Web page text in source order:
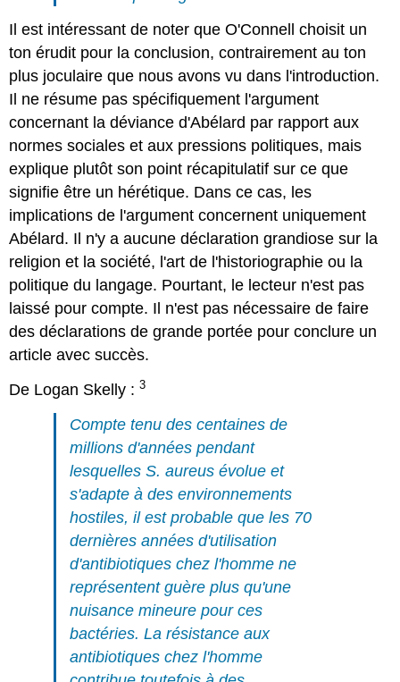
Il est intéressant de noter que O'Connell choisit un
ton érudit pour la conclusion, contrairement au ton
plus joculaire que nous avons vu dans l'introduction.
Il ne résume pas spécifiquement l'argument
concernant la déviance d'Abélard par rapport aux
normes sociales et aux pressions politiques, mais
explique plutôt son point récapitulatif sur ce que
signifie être un hérétique. Dans ce cas, les
implications de l'argument concernent uniquement
Abélard. Il n'y a aucune déclaration grandiose sur la
religion et la société, l'art de l'historiographie ou la
politique du langage. Pourtant, le lecteur n'est pas
laissé pour compte. Il n'est pas nécessaire de faire
des déclarations de grande portée pour conclure un
article avec succès.
De Logan Skelly :3
Compte tenu des centaines de
millions d'années pendant
lesquellesS. aureus évolue et
s'adapte à des environnements
hostiles, il est probable que les 70
dernières années d'utilisation
d'antibiotiques chez l'homme ne
représentent guère plus qu'une
nuisance mineure pour ces
bactéries. La résistance aux
antibiotiques chez l'homme